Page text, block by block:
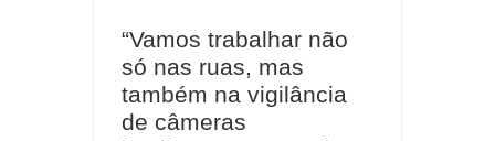
“Vamos trabalhar não
só nas ruas, mas
também na vigilância
de câmeras